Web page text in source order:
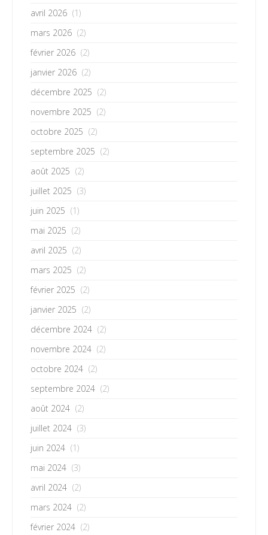
avril 2026 (1)
mars 2026 (2)
février 2026 (2)
janvier 2026 (2)
décembre 2025 (2)
novembre 2025 (2)
octobre 2025 (2)
septembre 2025 (2)
août 2025 (2)
juillet 2025 (3)
juin 2025 (1)
mai 2025 (2)
avril 2025 (2)
mars 2025 (2)
février 2025 (2)
janvier 2025 (2)
décembre 2024 (2)
novembre 2024 (2)
octobre 2024 (2)
septembre 2024 (2)
août 2024 (2)
juillet 2024 (3)
juin 2024 (1)
mai 2024 (3)
avril 2024 (2)
mars 2024 (2)
février 2024 (2)